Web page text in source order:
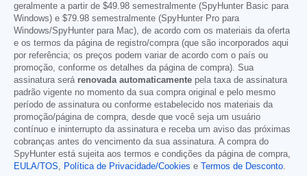
geralmente a partir de $49.98 semestralmente (SpyHunter Basic para
Windows) e $79.98 semestralmente (SpyHunter Pro para
Windows/SpyHunter para Mac), de acordo com os materiais da oferta
e os termos da página de registro/compra (que são incorporados aqui
por referência; os preços podem variar de acordo com o país ou
promoção, conforme os detalhes da página de compra). Sua
assinatura será renovada automaticamente pela taxa de assinatura
padrão vigente no momento da sua compra original e pelo mesmo
período de assinatura ou conforme estabelecido nos materiais da
promoção/página de compra, desde que você seja um usuário
contínuo e ininterrupto da assinatura e receba um aviso das próximas
cobranças antes do vencimento da sua assinatura. A compra do
SpyHunter está sujeita aos termos e condições da página de compra,
EULA/TOS, Política de Privacidade/Cookies e Termos de Desconto.